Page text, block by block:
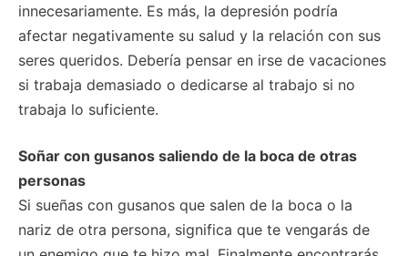
innecesariamente. Es más, la depresión podría
afectar negativamente su salud y la relación con sus
seres queridos. Debería pensar en irse de vacaciones
si trabaja demasiado o dedicarse al trabajo si no
trabaja lo suficiente.
Soñar con gusanos saliendo de la boca de otras
personas
Si sueñas con gusanos que salen de la boca o la
nariz de otra persona, significa que te vengarás de